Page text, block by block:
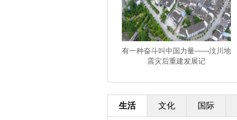
有一种奋斗叫中国力量——汶川地
震灾后重建发展记
生活 文化 国际